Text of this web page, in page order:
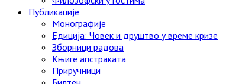
Публикације
Монографије
Едиција: Човек и друштво у време кризе
Зборници радова
Књиге апстраката
Приручници